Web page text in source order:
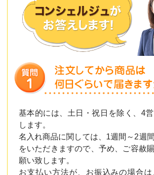
基本的には、土日・祝日を除く、4
します。
名入れ商品に関しては、1週間～2週
をいただきますので、予め、ご容赦
願い致します。
お支払い方法が、お振込みの場合